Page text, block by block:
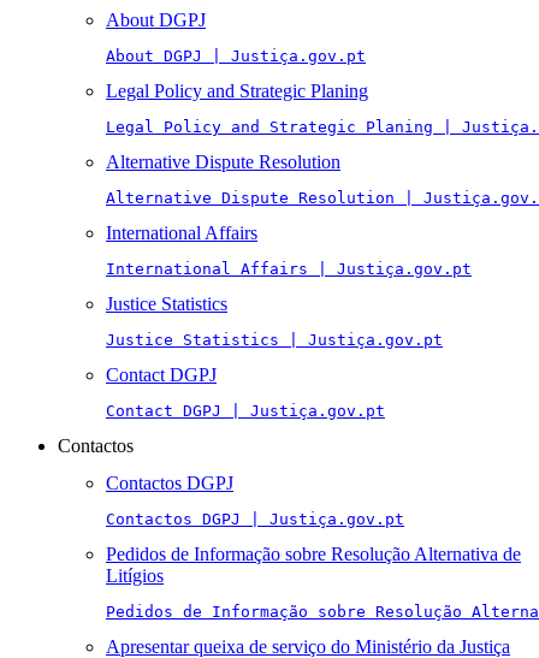
About DGPJ
About DGPJ | Justiça.gov.pt
Legal Policy and Strategic Planing
Legal Policy and Strategic Planing |
Alternative Dispute Resolution
Alternative Dispute Resolution |
International Affairs
International Affairs | Justiça.gov.pt
Justice Statistics
Justice Statistics | Justiça.gov.pt
Contact DGPJ
Contact DGPJ | Justiça.gov.pt
Contactos
Contactos DGPJ
Contactos DGPJ | Justiça.gov.pt
Pedidos de Informação sobre Resolução Alternativa de
Litígios
Pedidos de Informação sobre Resolução
Apresentar queixa de serviço do Ministério da Justiça